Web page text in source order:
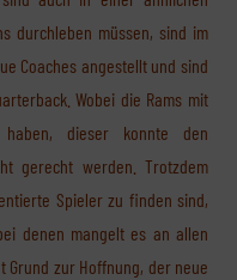
durchleben müssen, sind im
Coaches angestellt und sind
Wobei die Rams mit
dieser konnte den
gerecht werden. Trotzdem
Spieler zu finden sind,
denen mangelt es an allen
Grund zur Hoffnung, der neue